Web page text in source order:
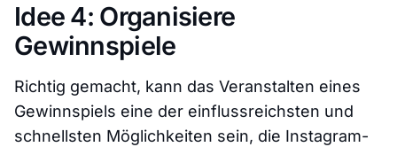
Idee 4: Organisiere
Gewinnspiele
Richtig gemacht, kann das Veranstalten eines
Gewinnspiels eine der einflussreichsten und
schnellsten Möglichkeiten sein, die Instagram-